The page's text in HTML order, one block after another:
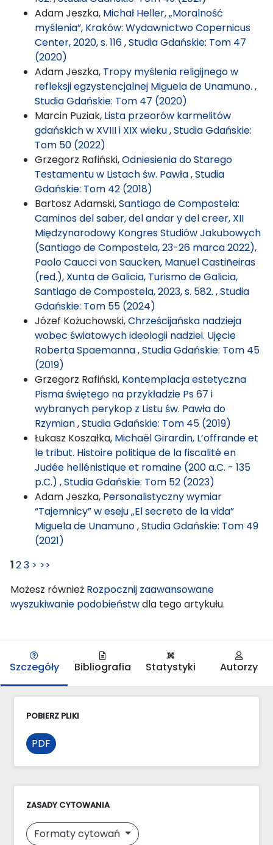
Adam Jeszka, Michał Heller, „Moralność
myślenia”, Kraków: Wydawnictwo Copernicus
Center, 2020, s. 116,Studia Gdańskie: Tom 47
(2020)
Adam Jeszka, Tropy myślenia religijnego w
refleksji egzystencjalnej Miguela de Unamuno. ,
Studia Gdańskie: Tom 47 (2020)
Marcin Puziak, Lista przeorów karmelitów
gdańskich w XVIII i XIX wieku,Studia Gdańskie:
Tom 50 (2022)
Grzegorz Rafiński,Odniesienia do Starego
Testamentu w Listach św. Pawła,Studia
Gdańskie: Tom 42 (2018)
Bartosz Adamski,Santiago de Compostela:
Caminos del saber, del andar y del creer, XII
Międzynarodowy Kongres Studiów Jakubowych
(Santiago de Compostela, 23-26 marca 2022),
Paolo Caucci von Saucken, Manuel Castiñeiras
(red.), Xunta de Galicia, Turismo de Galicia,
Santiago de Compostela, 2023, s. 582. ,Studia
Gdańskie: Tom 55 (2024)
Józef Kożuchowski,Chrześcijańska nadzieja
wobec światowych ideologii nadziei. Ujęcie
Roberta Spaemanna,Studia Gdańskie: Tom 45
(2019)
Grzegorz Rafiński, Kontemplacja estetyczna
Pisma świętego na przykładzie Ps 67 i
wybranych perykop z Listu św. Pawła do
Rzymian,Studia Gdańskie: Tom 45 (2019)
Łukasz Koszałka, Michaël Girardin, L’offrande et
le tribut. Histoire politique de la fiscalité en
Judée hellénistique et romaine (200 a.C. - 135
p.C.) ,Studia Gdańskie: Tom 52 (2023)
Adam Jeszka, Personalistyczny wymiar
“Tajemnicy” w eseju „El secreto de la vida”
Miguela de Unamuno,Studia Gdańskie: Tom 49
(2021)
123 > >>
Możesz również Rozpocznij zaawansowane
wyszukiwanie podobieństwdla tego artykułu.
Szczegóły Bibliografia Statystyki Autorzy
POBIERZ PLIKI
PDF
ZASADY CYTOWANIA
Formaty cytowań